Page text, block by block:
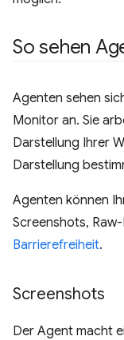
So sehen
Agenten sehen
Monitor an. Sie
Darstellung Ihrer
Darstellung
Agenten können
Screenshots,
Barrierefreiheit.
Screenshots
Der Agent macht